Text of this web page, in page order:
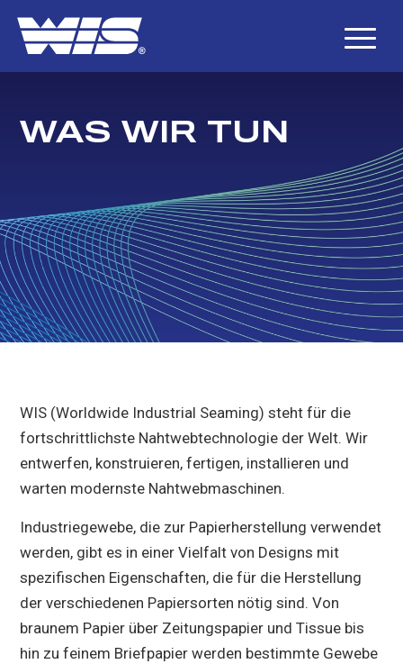
WAS WIR TUN
WIS (Worldwide Industrial Seaming) steht für die
fortschrittlichste Nahtwebtechnologie der Welt. Wir
entwerfen, konstruieren, fertigen, installieren und
warten modernste Nahtwebmaschinen.
Industriegewebe, die zur Papierherstellung verwendet
werden, gibt es in einer Vielfalt von Designs mit
spezifischen Eigenschaften, die für die Herstellung
der verschiedenen Papiersorten nötig sind. Von
braunem Papier über Zeitungspapier und Tissue bis
hin zu feinem Briefpapier werden bestimmte Gewebe